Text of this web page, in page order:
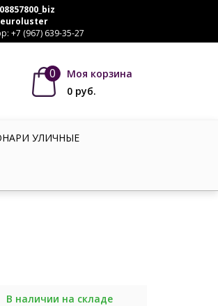
+7 (967) 639-35-27
0
Моя корзина
0 руб.
УЛИЧНЫЕ
В наличии на складе